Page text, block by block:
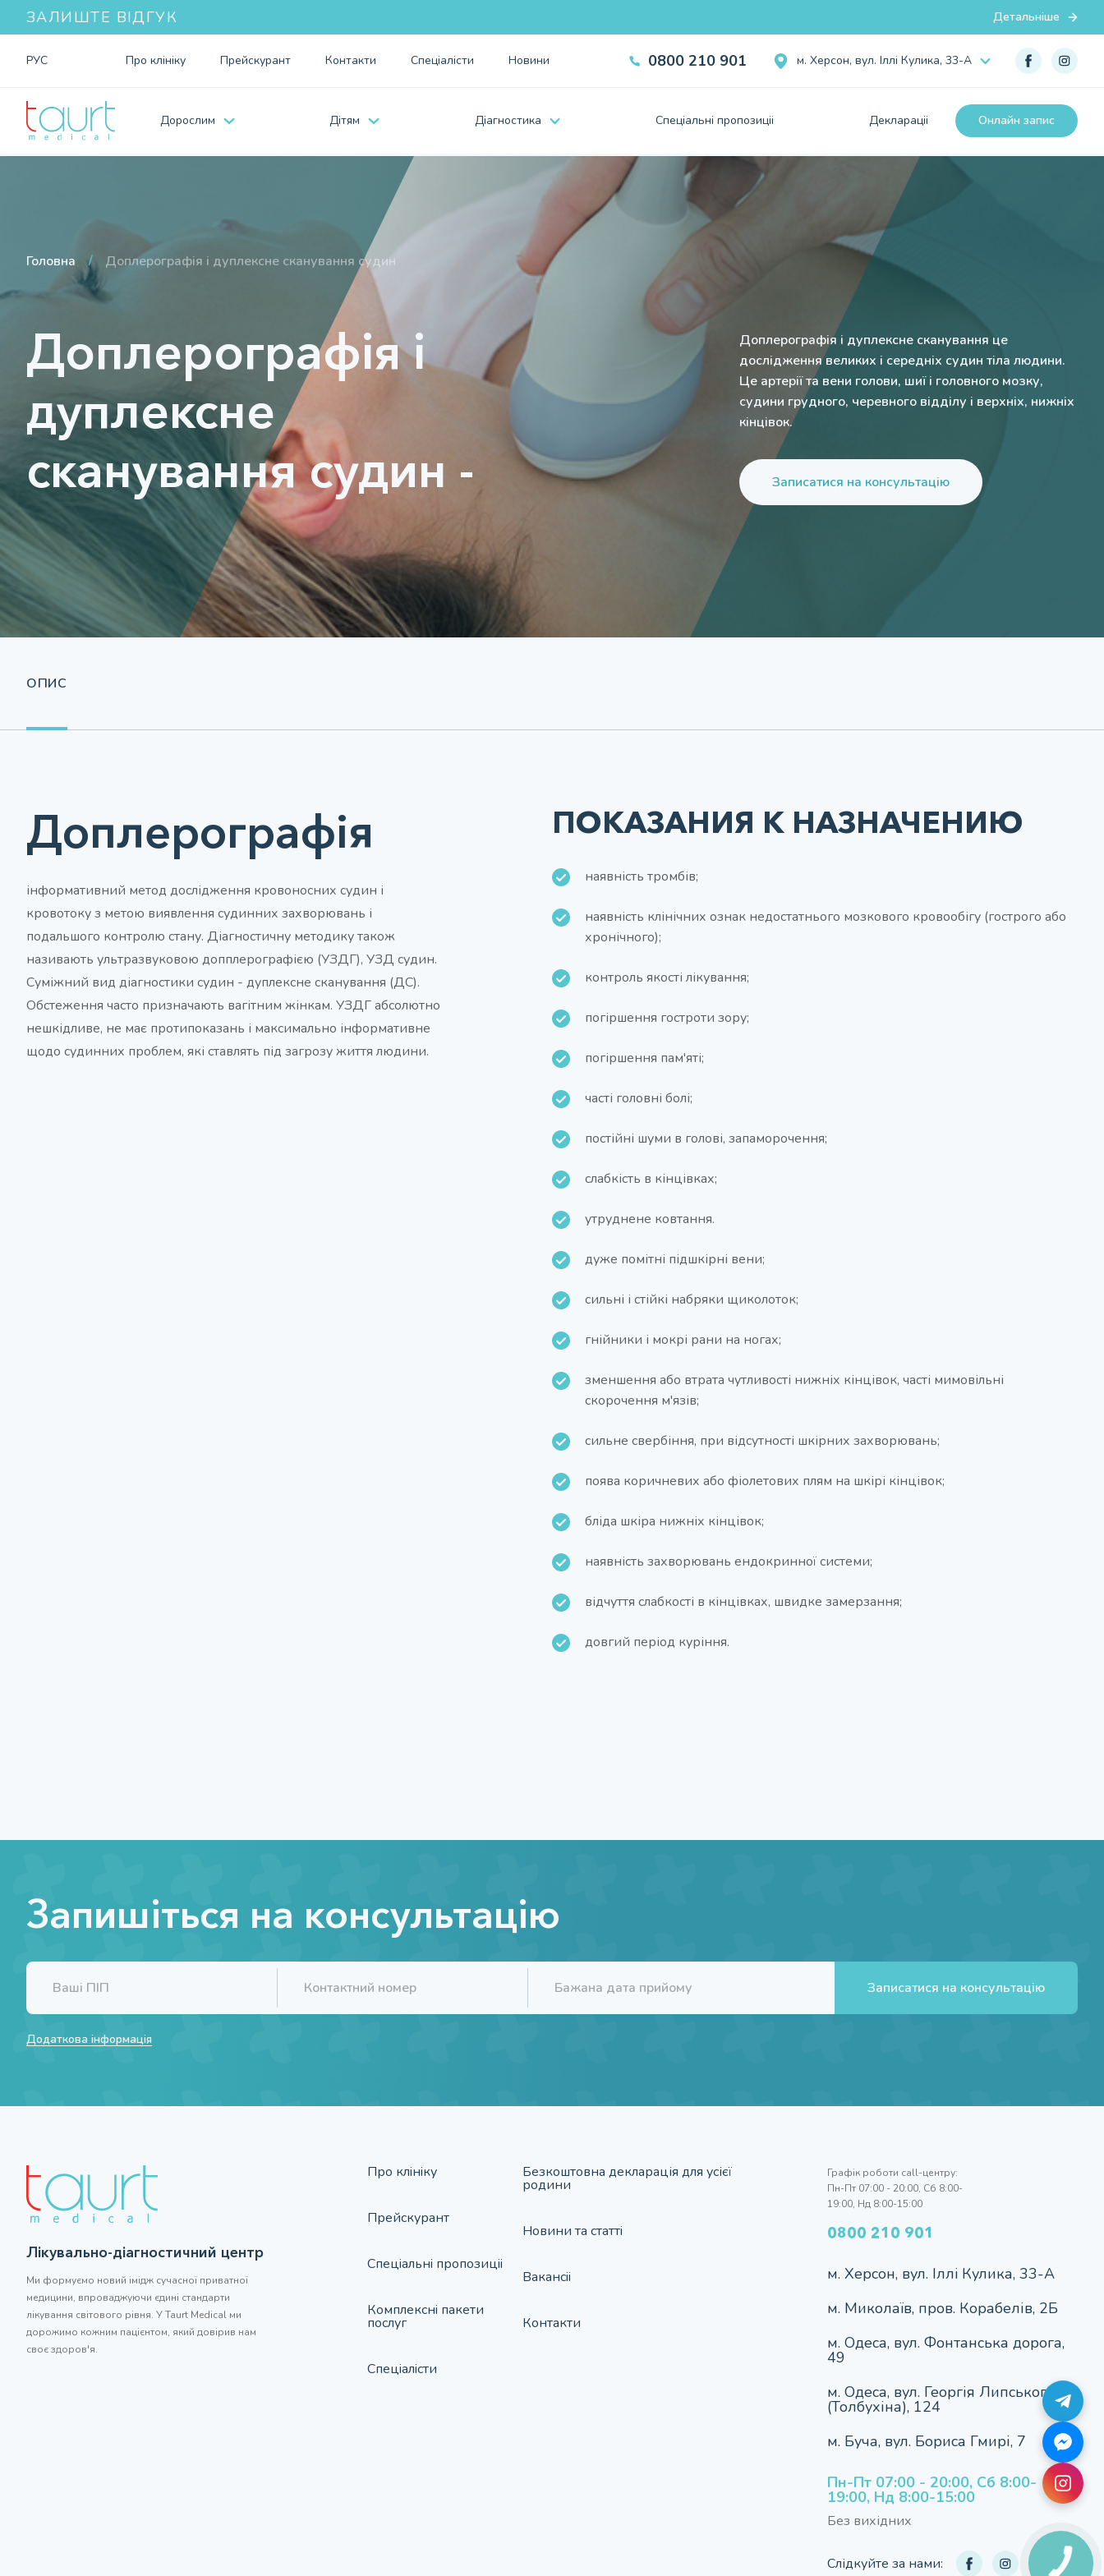
ЗАЛИШТЕ ВІДГУК Детальніше
РУС Про клiнiку Прейскурант Контакти Спеціалісти Новини 0800 210 901 м. Херсон, вул. Iллi Кулика, 33-А
Дорослим Дiтям Дiагностика Спецiальнi пропозицii Декларацii Онлайн запис
Головна Доплерографія і дуплексне сканування судин
Доплерографія і
дуплексне
сканування судин -
Доплерографія і дуплексне сканування це
дослідження великих і середніх судин тіла людини.
Це артерії та вени голови, шиї і головного мозку,
судини грудного, черевного відділу і верхніх, нижніх
кінцівок.
Записатися на консультацію
ОПИС
Доплерографія
інформативний метод дослідження кровоносних судин і
кровотоку з метою виявлення судинних захворювань і
подальшого контролю стану. Діагностичну методику також
називають ультразвуковою допплерографією (УЗДГ), УЗД судин.
Суміжний вид діагностики судин - дуплексне сканування (ДС).
Обстеження часто призначають вагітним жінкам. УЗДГ абсолютно
нешкідливе, не має протипоказань і максимально інформативне
щодо судинних проблем, які ставлять під загрозу життя людини.
ПОКАЗАНИЯ К НАЗНАЧЕНИЮ
наявність тромбів;
наявність клінічних ознак недостатнього мозкового кровообігу (гострого або
хронічного);
контроль якості лікування;
погіршення гостроти зору;
погіршення пам'яті;
часті головні болі;
постійні шуми в голові, запаморочення;
слабкість в кінцівках;
утруднене ковтання.
дуже помітні підшкірні вени;
сильні і стійкі набряки щиколоток;
гнійники і мокрі рани на ногах;
зменшення або втрата чутливості нижніх кінцівок, часті мимовільні
скорочення м'язів;
сильне свербіння, при відсутності шкірних захворювань;
поява коричневих або фіолетових плям на шкірі кінцівок;
бліда шкіра нижніх кінцівок;
наявність захворювань ендокринної системи;
відчуття слабкості в кінцівках, швидке замерзання;
довгий період куріння.
Запишіться на консультацію
Записатися на консультацію
Додаткова інформація
Лікувально-діагностичний центр
Ми формуємо новий імідж сучасної приватної
медицини, впроваджуючи єдині стандарти
лікування світового рівня. У Taurt Medical ми
дорожимо кожним пацієнтом, який довірив нам
своє здоров'я.
Про клiнiку
Прейскурант
Спецiальнi пропозицii
Комплекснi пакети
послуг
Спецiалiсти
Безкоштовна декларація для усієї
родини
Новини та статтi
Вакансii
Контакти
Графік роботи call-центру:
Пн-Пт 07:00 - 20:00, Сб 8:00-
19:00, Нд 8:00-15:00
0800 210 901
м. Херсон, вул. Iллi Кулика, 33-А
м. Миколаїв, пров. Корабелів, 2Б
м. Одеса, вул. Фонтанська дорога,
49
м. Одеса, вул. Георгія Липського
(Толбухіна), 124
м. Буча, вул. Бориса Гмирі, 7
Пн-Пт 07:00 - 20:00, Сб 8:00-
19:00, Нд 8:00-15:00
Без вихідних
Слідкуйте за нами: